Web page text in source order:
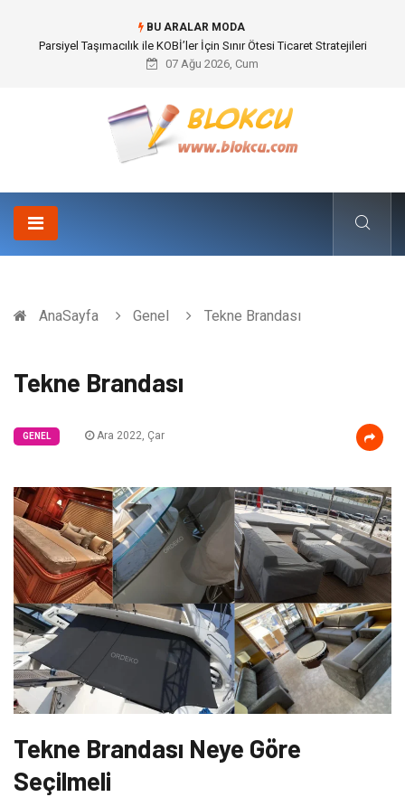
BU ARALAR MODA
Br544 ile Lastik ve Plastik Modifikasyonunda Yüksek Performans
07 Ağu 2026, Cum
AnaSayfa Genel Tekne Brandası
Tekne Brandası
GENEL Ara 2022, Çar
Tekne Brandası Neye Göre
Seçilmeli